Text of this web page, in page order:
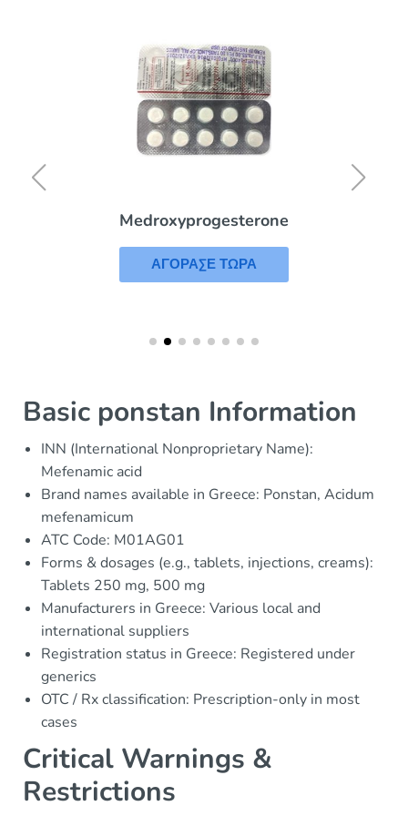
Medroxyprogesterone
ΑΓΟΡΑΣΕ ΤΩΡΑ
Basic ponstan Information
INN (International Nonproprietary Name):
Mefenamic acid
Brand names available in Greece: Ponstan, Acidum
mefenamicum
ATC Code: M01AG01
Forms & dosages (e.g., tablets, injections, creams):
Tablets 250 mg, 500 mg
Manufacturers in Greece: Various local and
international suppliers
Registration status in Greece: Registered under
generics
OTC / Rx classification: Prescription-only in most
cases
Critical Warnings &
Restrictions